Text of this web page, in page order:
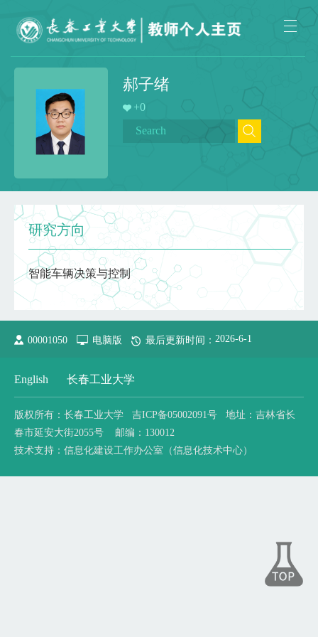
郝子绪
+0
研究方向
智能车辆决策与控制
00001050 电脑版 最后更新时间： 2026-6-1
English 长春工业大学
版权所有：长春工业大学 吉ICP备05002091号 地址：吉林省长
春市延安大街2055号 邮编：130012
技术支持：信息化建设工作办公室（信息化技术中心）